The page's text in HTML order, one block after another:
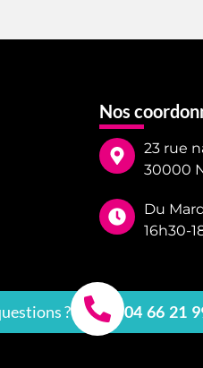
Nos
23 rue
30000
Du
16h30-
? 04 66 21